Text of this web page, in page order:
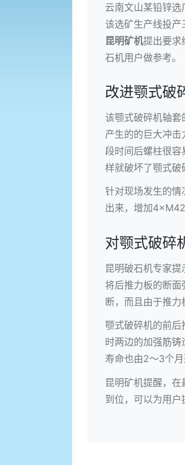
云南文山某铅锌
该选矿生产线投产
昆明矿机提出要求
石机用户做参考。
改进颚式破
该颚式破碎机轴
产生的的巨大冲
段时间后螺柱很
样就破坏了颚式破
针对现场发生的
出来，增加
对颚式破碎
昆明破石机专家提
将后推力板的断
断，而且由于推
颚式破碎机的前
时两边的加强筋
寿命也由2～3个月
昆明矿机提醒，
到位，可以为用户